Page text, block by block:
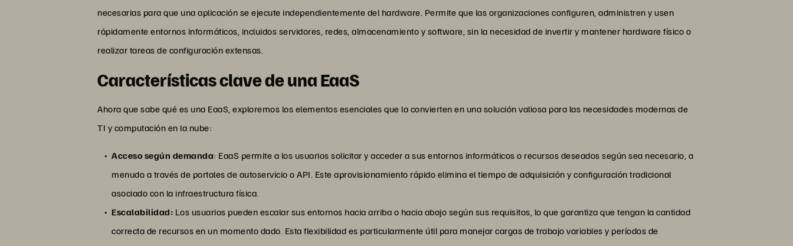
necesarias para que una aplicación se ejecute independientemente del hardware. Permite que las organizaciones configuren, administren y usen
rápidamente entornos informáticos, incluidos servidores, redes, almacenamiento y software, sin la necesidad de invertir y mantener hardware físico o
realizar tareas de configuración extensas.
Características clave de una EaaS
Ahora que sabe qué es una EaaS, exploremos los elementos esenciales que la convierten en una solución valiosa para las necesidades modernas de
TI y computación en la nube:
Acceso según demanda: EaaS permite a los usuarios solicitar y acceder a sus entornos informáticos o recursos deseados según sea necesario, a
menudo a través de portales de autoservicio o API. Este aprovisionamiento rápido elimina el tiempo de adquisición y configuración tradicional
asociado con la infraestructura física.
Escalabilidad: Los usuarios pueden escalar sus entornos hacia arriba o hacia abajo según sus requisitos, lo que garantiza que tengan la cantidad
correcta de recursos en un momento dado. Esta flexibilidad es particularmente útil para manejar cargas de trabajo variables y períodos de